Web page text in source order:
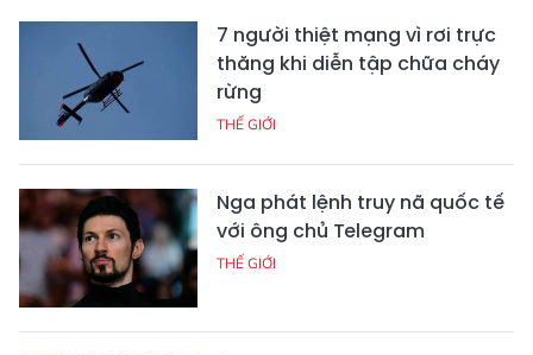
7 người thiệt mạng vì rơi trực
thăng khi diễn tập chữa cháy
rừng
THẾ GIỚI
Nga phát lệnh truy nã quốc tế
với ông chủ Telegram
THẾ GIỚI